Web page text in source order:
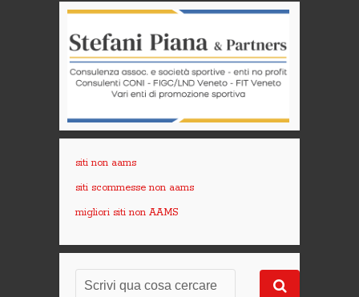
siti non aams
siti scommesse non aams
migliori siti non AAMS